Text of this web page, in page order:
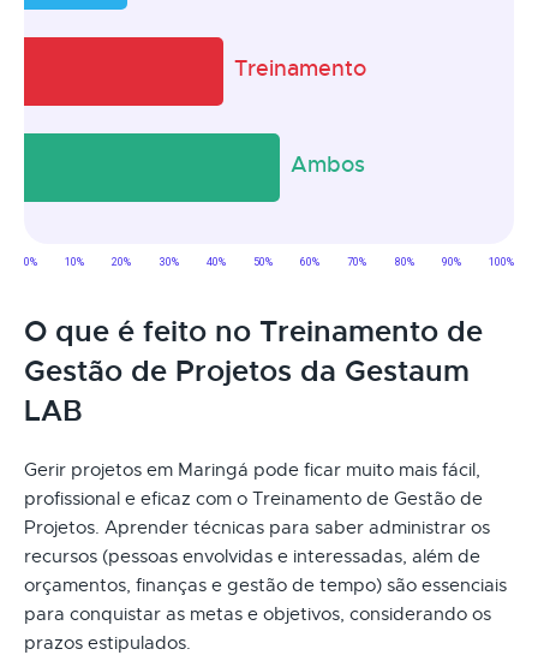
O que é feito no Treinamento de
Gestão de Projetos da Gestaum
LAB
Gerir projetos em Maringá pode ficar muito mais fácil,
profissional e eficaz com o Treinamento de Gestão de
Projetos. Aprender técnicas para saber administrar os
recursos (pessoas envolvidas e interessadas, além de
orçamentos, finanças e gestão de tempo) são essenciais
para conquistar as metas e objetivos, considerando os
prazos estipulados.